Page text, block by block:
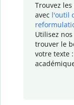
Trouvez
avec l'outil
Utilisez
trouver le
votre texte